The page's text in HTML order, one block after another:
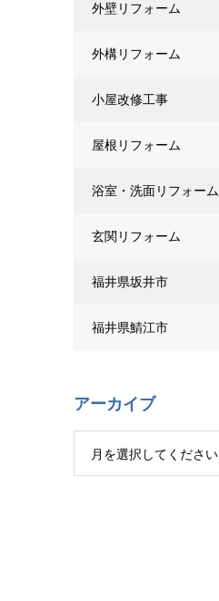
外壁リフォーム
外構リフォーム
小屋改修工事
屋根リフォーム
浴室・洗面リフォーム
玄関リフォーム
福井県坂井市
福井県鯖江市
アーカイブ
月を選択してください